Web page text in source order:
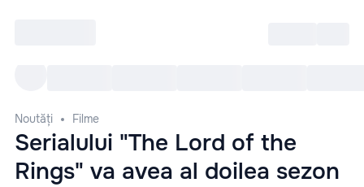
Noutăți Filme
Serialului "The Lord of the
Rings" va avea al doilea sezon